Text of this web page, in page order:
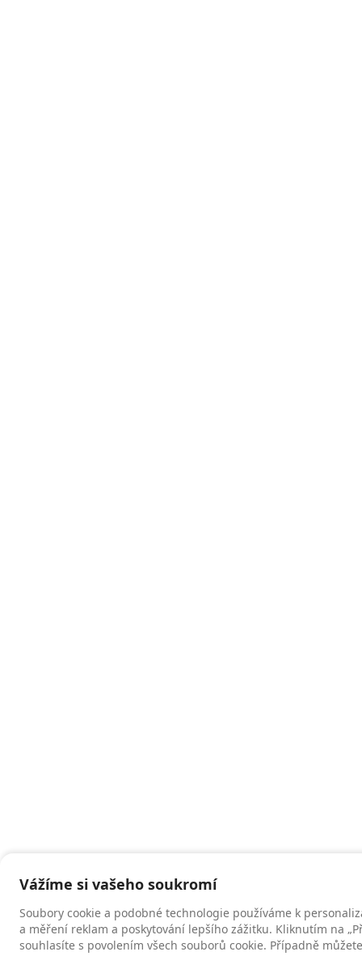
Vážíme si vašeho soukromí
Soubory cookie a podobné technologie používáme k
a měření reklam a poskytování lepšího zážitku. Kliknutím na
souhlasíte s povolením všech souborů cookie. Případně